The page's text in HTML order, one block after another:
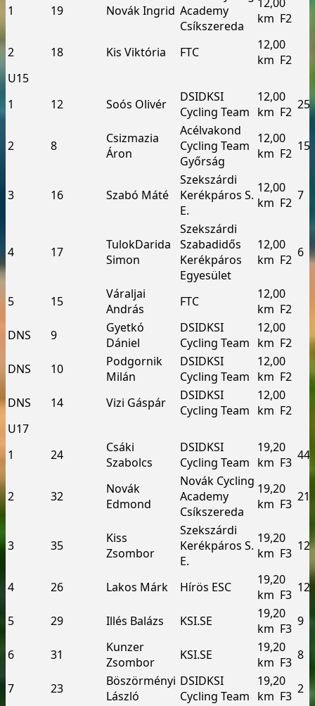
1 19 Novák Ingrid Academy
Csíkszereda
12,00
km ­ F2
2 18 Kis Viktória FTC
12,00
km ­ F2
U15
1
12 Soós Olivér
DSI­DKSI
Cycling Team
12,00
km ­ F2 25
2 8
Csizmazia
Áron
Acélvakond
Cycling Team
Győrság
12,00
km ­ F2 15
3 16 Szabó Máté
Szekszárdi
Kerékpáros S.
E.
12,00
km ­ F2 7
4 17
Tulok­Darida
Simon
Szekszárdi
Szabadidős
Kerékpáros
Egyesület
12,00
km ­ F2 6
5 15
Váraljai
András
FTC
12,00
km ­ F2
DNS
9
Gyetkó
Dániel
DSI­DKSI
Cycling Team
12,00
km ­ F2
DNS
10
Podgornik
Milán
DSI­DKSI
Cycling Team
12,00
km ­ F2
DNS
14 Vizi Gáspár
DSI­DKSI
Cycling Team
12,00
km ­ F2
U17
1
24
Csáki
Szabolcs
DSI­DKSI
Cycling Team
19,20
km ­ F3 44
2 32
Novák
Edmond
Novák Cycling
Academy
Csíkszereda
19,20
km ­ F3 21
3 35
Kiss
Zsombor
Szekszárdi
Kerékpáros S.
E.
19,20
km ­ F3 12
4 26 Lakos Márk Hírös ESC
19,20
km ­ F3 12
5 29 Illés Balázs KSI.SE
19,20
km ­ F3 9
6 31
Kunzer
Zsombor
KSI.SE
19,20
km ­ F3 8
7 23
Böszörményi
László
DSI­DKSI
Cycling Team
19,20
km ­ F3 2